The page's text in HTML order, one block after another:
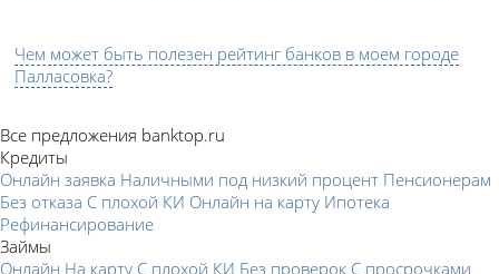
Чем может быть полезен рейтинг банков в моем городе
Палласовка?
Все предложения banktop.ru
Кредиты
Онлайн заявка Наличными под низкий процент Пенсионерам
Без отказа С плохой КИ Онлайн на карту Ипотека
Рефинансирование
Займы
Онлайн На карту С плохой КИ Без проверок С просрочками